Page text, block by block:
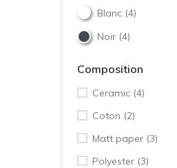
Blanc (4)
Noir (4)
Composition
Ceramic (4)
Coton (2)
Matt paper (3)
Polyester (3)